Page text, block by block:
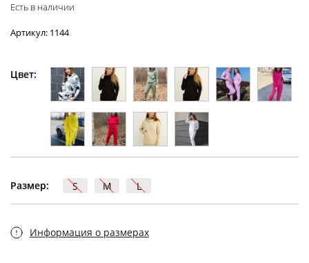
Есть в наличии
Артикул: 1144
Цвет:
Размер: S M L
Информация о размерах